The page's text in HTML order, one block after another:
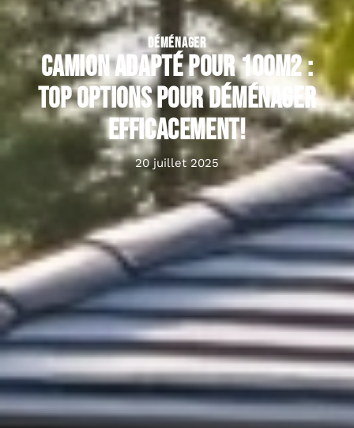
DÉMÉNAGER
Camion adapté pour 100m2 :
Top options pour déménager
efficacement!
20 juillet 2025